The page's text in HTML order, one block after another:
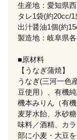
生産地：愛知県
タレ1袋(約20cc/
出汁醤油1個(約
製造地：岐阜県
■原材料
【うなぎ蒲焼】
うなぎ(三河一色
豆使用）、有機
機本みりん（有
麦芽水飴、氷砂
味料／酒精、カ
部に小麦・大豆を